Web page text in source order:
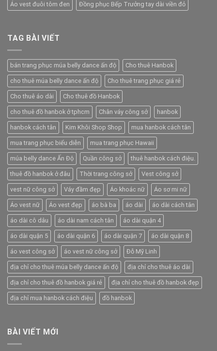
Áo vest đuôi tôm đen Đồng phục Bếp Trưởng tay dài viền đỏ
TAG BÀI VIẾT
bán trang phục múa belly dance ấn độ Cho thuê Hanbok
cho thuê múa belly dance ấn độ Cho thuê trang phục giá rẻ
Cho thuê áo dài Cho thuê đồ Hanbok
cho thuê đồ hanbok ở tphcm Chân váy công sở hanbok
hanbok cách tân Kim Khôi Shop Shop mua hanbok cách tân
mua trang phục biểu diễn mua trang phục Hawaii
múa belly dance Ấn Độ Quần công sở thuê hanbok cách điệu.
thuê đồ hanbok ở đâu Thời trang công sở Vest công sở
vest nữ công sở Váy đầm đẹp Áo khoác nữ Áo sơ mi nữ
Áo vest nữ Áo vest đẹp áo bà ba áo dài áo dài cách tân
áo dài cô dâu áo dài nam cách tân áo dài quận 4
áo dài quận 5 áo dài quận 6 áo dài quận 7 áo dài quận 8
áo vest công sở áo vest nữ công sở Đỗ Mỹ Linh
địa chỉ cho thuê múa belly dance ấn độ địa chỉ cho thuê áo dài
địa chỉ cho thuê đồ hanbok giá rẻ địa chỉ cho thuê đồ hanbok đẹp
địa chỉ mua hanbok cách điệu đồ hanbok
BÀI VIẾT MỚI